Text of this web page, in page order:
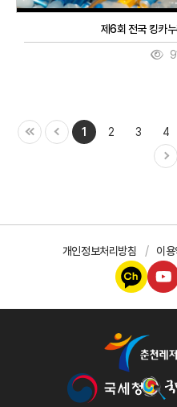
제6회 전국 킹카
1 2 3 4
개인정보처리방침 이